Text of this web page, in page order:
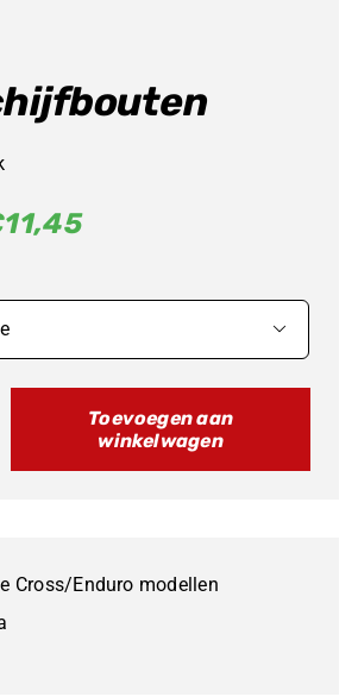
11,45Prijsklasse:

Toevoegen aan
winkelwagen
Cross/Enduro modellen